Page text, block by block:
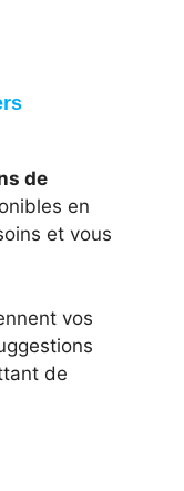
de
en
et vous
vos
de